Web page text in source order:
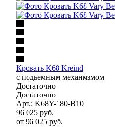
Кровать K68 Kreind
с подьемным механмзмом
Достаточно
Достаточно
Арт.: K68Y-180-B10
96 025 руб.
от 96 025 руб.